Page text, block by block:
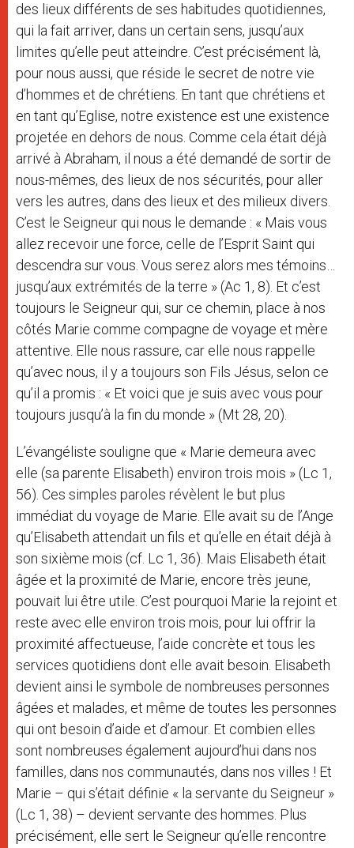
des lieux différents de ses habitudes quotidiennes,
qui la fait arriver, dans un certain sens, jusqu’aux
limites qu’elle peut atteindre. C’est précisément là,
pour nous aussi, que réside le secret de notre vie
d’hommes et de chrétiens. En tant que chrétiens et
en tant qu’Eglise, notre existence est une existence
projetée en dehors de nous. Comme cela était déjà
arrivé à Abraham, il nous a été demandé de sortir de
nous-mêmes, des lieux de nos sécurités, pour aller
vers les autres, dans des lieux et des milieux divers.
C’est le Seigneur qui nous le demande : « Mais vous
allez recevoir une force, celle de l’Esprit Saint qui
descendra sur vous. Vous serez alors mes témoins…
jusqu’aux extrémités de la terre » (Ac 1, 8). Et c’est
toujours le Seigneur qui, sur ce chemin, place à nos
côtés Marie comme compagne de voyage et mère
attentive. Elle nous rassure, car elle nous rappelle
qu’avec nous, il y a toujours son Fils Jésus, selon ce
qu’il a promis : « Et voici que je suis avec vous pour
toujours jusqu’à la fin du monde » (Mt 28, 20).
L’évangéliste souligne que « Marie demeura avec
elle (sa parente Elisabeth) environ trois mois » (Lc 1,
56). Ces simples paroles révèlent le but plus
immédiat du voyage de Marie. Elle avait su de l’Ange
qu’Elisabeth attendait un fils et qu’elle en était déjà à
son sixième mois (cf. Lc 1, 36). Mais Elisabeth était
âgée et la proximité de Marie, encore très jeune,
pouvait lui être utile. C’est pourquoi Marie la rejoint et
reste avec elle environ trois mois, pour lui offrir la
proximité affectueuse, l’aide concrète et tous les
services quotidiens dont elle avait besoin. Elisabeth
devient ainsi le symbole de nombreuses personnes
âgées et malades, et même de toutes les personnes
qui ont besoin d’aide et d’amour. Et combien elles
sont nombreuses également aujourd’hui dans nos
familles, dans nos communautés, dans nos villes ! Et
Marie – qui s’était définie « la servante du Seigneur »
(Lc 1, 38) – devient servante des hommes. Plus
précisément, elle sert le Seigneur qu’elle rencontre